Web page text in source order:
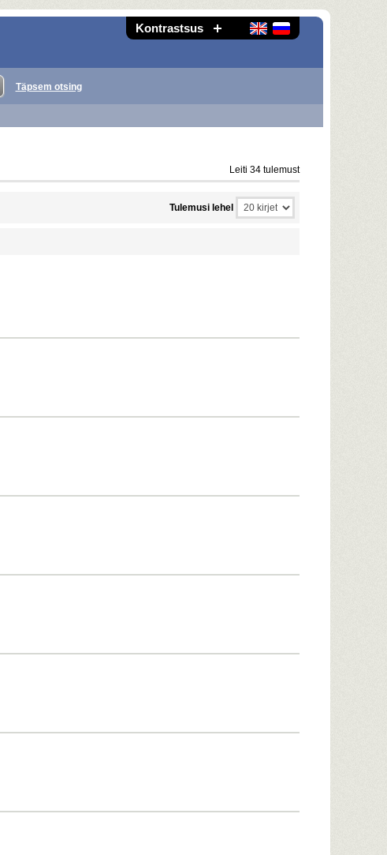
Kontrastsus
Täpsem otsing
Leiti 34 tulemust
Tulemusi lehel